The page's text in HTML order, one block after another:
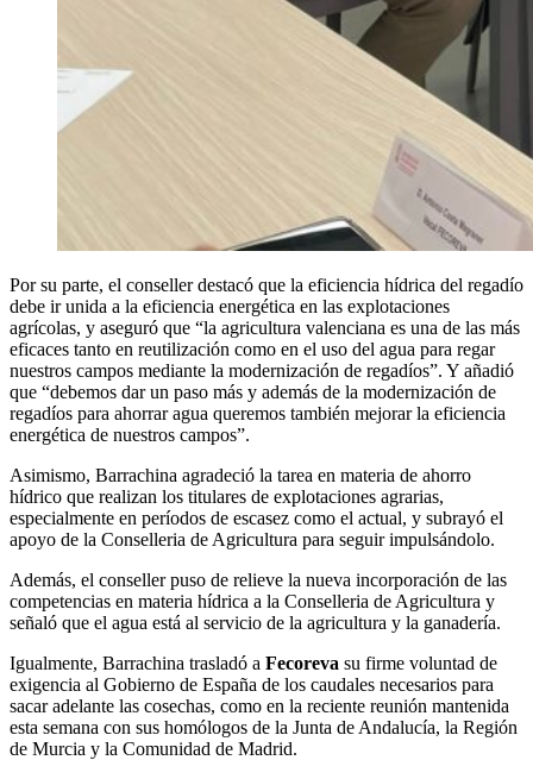
Por su parte, el conseller destacó que la eficiencia hídrica del regadío
debe ir unida a la eficiencia energética en las explotaciones
agrícolas, y aseguró que “la agricultura valenciana es una de las más
eficaces tanto en reutilización como en el uso del agua para regar
nuestros campos mediante la modernización de regadíos”. Y añadió
que “debemos dar un paso más y además de la modernización de
regadíos para ahorrar agua queremos también mejorar la eficiencia
energética de nuestros campos”.
Asimismo, Barrachina agradeció la tarea en materia de ahorro
hídrico que realizan los titulares de explotaciones agrarias,
especialmente en períodos de escasez como el actual, y subrayó el
apoyo de la Conselleria de Agricultura para seguir impulsándolo.
Además, el conseller puso de relieve la nueva incorporación de las
competencias en materia hídrica a la Conselleria de Agricultura y
señaló que el agua está al servicio de la agricultura y la ganadería.
Igualmente, Barrachina trasladó a Fecoreva su firme voluntad de
exigencia al Gobierno de España de los caudales necesarios para
sacar adelante las cosechas, como en la reciente reunión mantenida
esta semana con sus homólogos de la Junta de Andalucía, la Región
de Murcia y la Comunidad de Madrid.